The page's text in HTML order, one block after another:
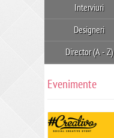
Interviuri
Designeri
Director (A - Z)
Evenimente